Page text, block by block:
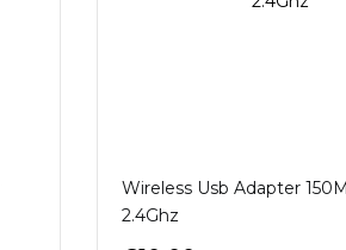
Wireless Usb Adapter
2.4Ghz